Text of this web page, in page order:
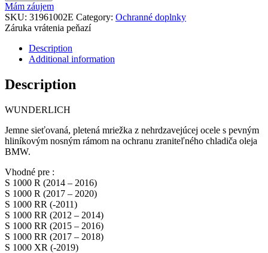
Mám záujem
SKU: 31961002E Category: Ochranné doplnky
Záruka vrátenia peňazí
Description
Additional information
Description
WUNDERLICH
Jemne sieťovaná, pletená mriežka z nehrdzavejúcej ocele s pevným
hliníkovým nosným rámom na ochranu zraniteľného chladiča oleja
BMW.
Vhodné pre :
S 1000 R (2014 – 2016)
S 1000 R (2017 – 2020)
S 1000 RR (-2011)
S 1000 RR (2012 – 2014)
S 1000 RR (2015 – 2016)
S 1000 RR (2017 – 2018)
S 1000 XR (-2019)